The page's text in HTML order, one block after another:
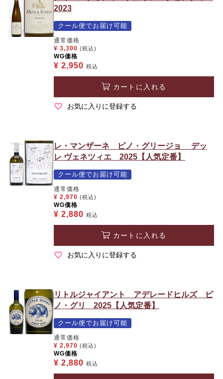
2023
クール便でお届け可能
通常価格
¥ 3,300 (税込)
WG価格
¥ 2,950 税込
カートに入れる
お気に入りに登録する
レ・マンザーネ ピノ・グリージョ デッ
レ ヴェネツィエ 2025【人気定番】
クール便でお届け可能
通常価格
¥ 2,970 (税込)
WG価格
¥ 2,880 税込
カートに入れる
お気に入りに登録する
リトルジャイアント アデレードヒルズ ピ
ノ・グリ 2025【人気定番】
クール便でお届け可能
通常価格
¥ 2,970 (税込)
WG価格
¥ 2,880 税込